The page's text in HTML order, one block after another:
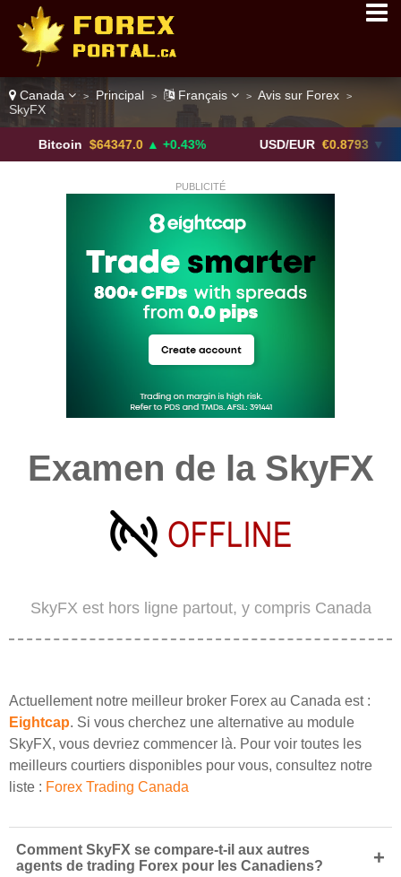
Canada > Principal > Français > Avis sur Forex >
SkyFX
$64347.0 ▲ +0.43% USD/EUR €0.8793 ▼
PUBLICITÉ
Examen de la SkyFX
SkyFX est hors ligne partout, y compris Canada
Actuellement notre meilleur broker Forex au Canada est :
Eightcap. Si vous cherchez une alternative au module
SkyFX, vous devriez commencer là. Pour voir toutes les
meilleurs courtiers disponibles pour vous, consultez notre
liste : Forex Trading Canada
Comment SkyFX se compare-t-il aux autres
agents de trading Forex pour les Canadiens?
+